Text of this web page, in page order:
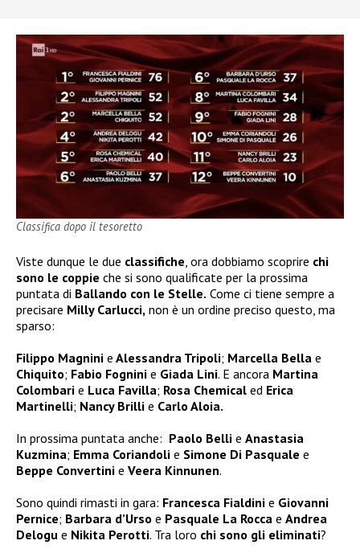
Classifica dopo il tesoretto
Viste dunque le due classifiche, ora dobbiamo scoprire chi
sono le coppie che si sono qualificate per la prossima
puntata di Ballando con le Stelle. Come ci tiene sempre a
precisare Milly Carlucci, non è un ordine preciso questo, ma
sparso:
Filippo Magnini e Alessandra Tripoli; Marcella Bella e
Chiquito; Fabio Fognini e Giada Lini. E ancora Martina
Colombari e Luca Favilla; Rosa Chemical ed Erica
Martinelli; Nancy Brilli e Carlo Aloia.
In prossima puntata anche: Paolo Belli e Anastasia
Kuzmina; Emma Coriandoli e Simone Di Pasquale e
Beppe Convertini e Veera Kinnunen.
Sono quindi rimasti in gara: Francesca Fialdini e Giovanni
Pernice; Barbara d’Urso e Pasquale La Rocca e Andrea
Delogu e Nikita Perotti. Tra loro chi sono gli eliminati?